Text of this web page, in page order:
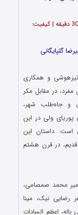
تعداد قسمت: 11 اپیزود | زمان هر قسمت: 30 دقیقه | کیفیت:
گلپایگانی
تیزهوشی و همکاری
مفرد، در مقابل مکر
و جاه‌طلب شهر،
ولی در این
است. داستان این
در قرن هشتم
محمد صمصامی،
رضایی نیک، مینا
اعظم السادات